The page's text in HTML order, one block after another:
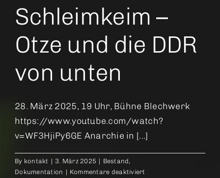
Schleimkeim –
Otze und die DDR
von unten
28. März 2025, 19 Uhr, Bühne Blechwerk
https://www.youtube.com/watch?
v=WF3HjiPy6GE Anarchie in [...]
By kontakt | 3. März 2025 | Bestand,
Dokumentation | Kommentare deaktiviert